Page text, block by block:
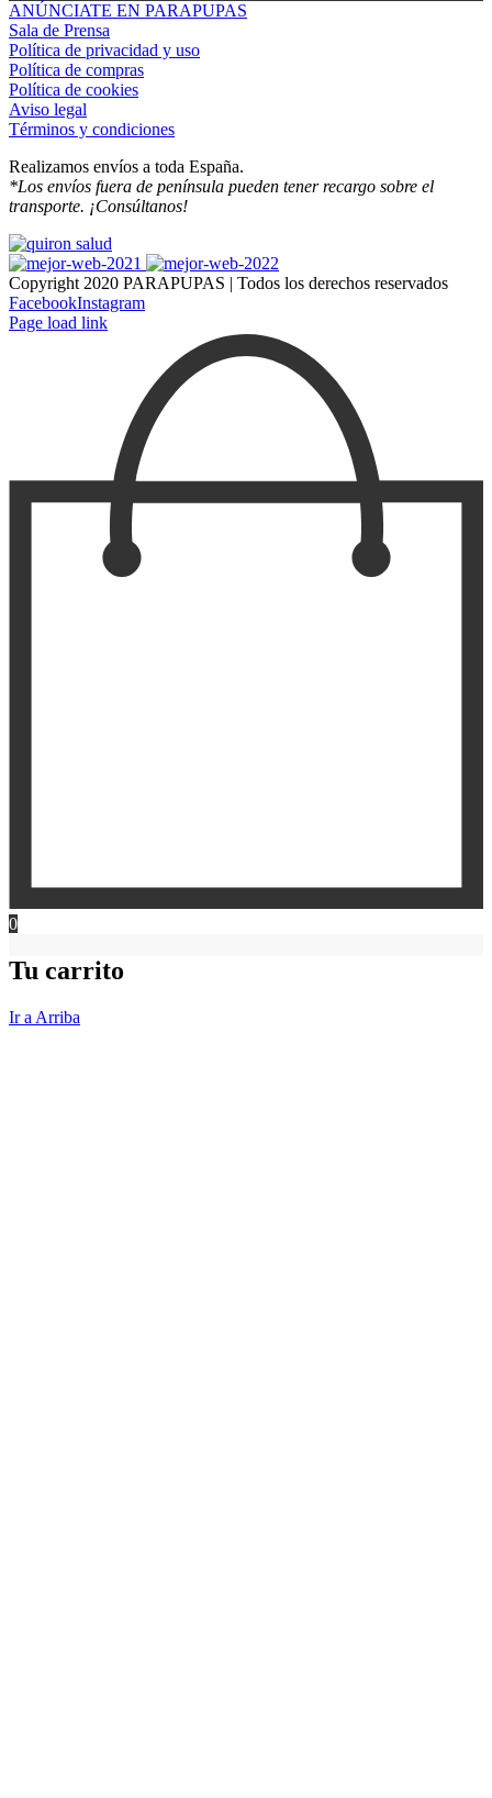
ANÚNCIATE EN PARAPUPAS
Sala de Prensa
Política de privacidad y uso
Política de compras
Política de cookies
Aviso legal
Términos y condiciones
Realizamos envíos a toda España.
*Los envíos fuera de península pueden tener recargo sobre el
transporte. ¡Consúltanos!
Copyright 2020 PARAPUPAS | Todos los derechos reservados
FacebookInstagram
Page load link
0
Tu carrito
Ir a Arriba